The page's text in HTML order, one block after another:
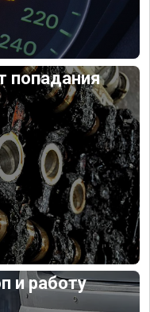
попадания
и работу